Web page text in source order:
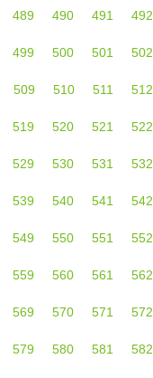
489 490 491 492
499 500 501 502
509 510 511 512
519 520 521 522
529 530 531 532
539 540 541 542
549 550 551 552
559 560 561 562
569 570 571 572
579 580 581 582